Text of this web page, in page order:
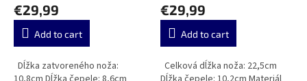
€29,99
Add to cart
Dĺžka zatvoreného noža:
€29,99
Add to cart
Celková dĺžka noža: 22,5cm